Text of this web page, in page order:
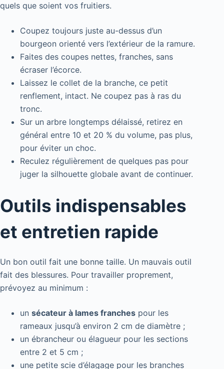
quels que soient vos fruitiers.
Coupez toujours juste au-dessus d’un
bourgeon orienté vers l’extérieur de la ramure.
Faites des coupes nettes, franches, sans
écraser l’écorce.
Laissez le collet de la branche, ce petit
renflement, intact. Ne coupez pas à ras du
tronc.
Sur un arbre longtemps délaissé, retirez en
général entre 10 et 20 % du volume, pas plus,
pour éviter un choc.
Reculez régulièrement de quelques pas pour
juger la silhouette globale avant de continuer.
Outils indispensables
et entretien rapide
Un bon outil fait une bonne taille. Un mauvais outil
fait des blessures. Pour travailler proprement,
prévoyez au minimum :
un sécateur à lames franches pour les
rameaux jusqu’à environ 2 cm de diamètre ;
un ébrancheur ou élagueur pour les sections
entre 2 et 5 cm ;
une petite scie d’élagage pour les branches